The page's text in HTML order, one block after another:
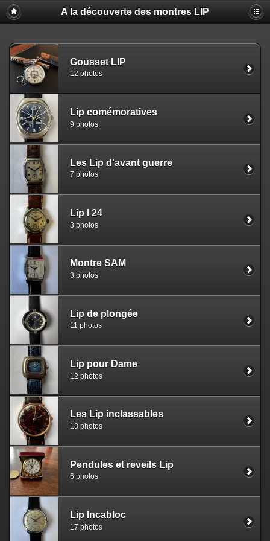
A la découverte des montres LIP
Gousset LIP
12 photos
Lip comémoratives
9 photos
Les Lip d'avant guerre
7 photos
Lip I 24
3 photos
Montre SAM
3 photos
Lip de plongée
11 photos
Lip pour Dame
12 photos
Les Lip inclassables
18 photos
Pendules et reveils Lip
6 photos
Lip Incabloc
17 photos